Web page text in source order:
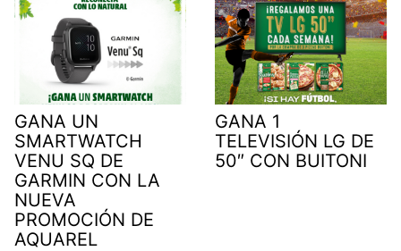
GANA UN
SMARTWATCH
VENU SQ DE
GARMIN CON LA
NUEVA
PROMOCIÓN DE
AQUAREL
GANA 1
TELEVISIÓN LG DE
50″ CON BUITONI